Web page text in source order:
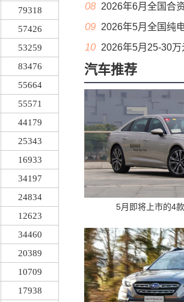
79318
57426
53259
83476
55664
55571
44179
25343
16933
34197
24834
12623
34460
20389
10709
17938
08 2026年6月全国合资新能
09 2026年5月全国纯电动
10 2026年5月25-30万元
汽车推荐
5月即将上市的4